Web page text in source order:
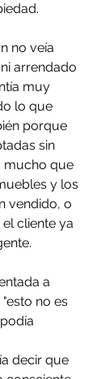
no veía
arrendado
muy
lo que
porque
sin
mucho que
y los
vendido, o
cliente ya
a
no es
decir que